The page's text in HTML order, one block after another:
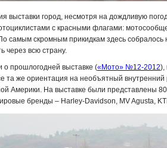
выставки город, несмотря на дождливую
с красными флагами:
самым скромным прикидкам здесь собралось
через всю страну.
о прошлогодней выставке («Мото» №12-2012),
та же ориентация на необъятный
Америки. На выставке были представлены 80
бренды – Harley-Davidson, MV Agusta,